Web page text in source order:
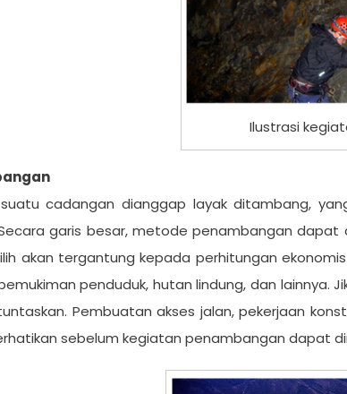
Ilustrasi
cadangan dianggap layak ditambang,
garis besar, metode penambangan
akan tergantung kepada perhitungan
penduduk, hutan lindung, dan lainnya.
Pembuatan akses jalan, pekerjaan
sebelum kegiatan penambangan dapat